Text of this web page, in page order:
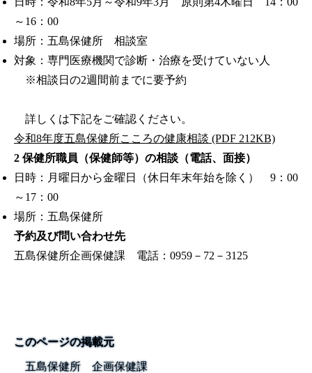
～16：00
場所：五島保健所 相談室
対象：専門医療機関で診断・治療を受けていない人
※相談日の2週間前までに要予約
詳しくは下記をご確認ください。
令和8年度五島保健所こころの健康相談 (PDF 212KB)
2 保健所職員（保健師等）の相談（電話、面接）
日時：月曜日から金曜日（休日年末年始を除く） 9：00
～17：00
場所：五島保健所
予約及び問い合わせ先
五島保健所企画保健課 電話：0959－72－3125
このページの掲載元
五島保健所 企画保健課